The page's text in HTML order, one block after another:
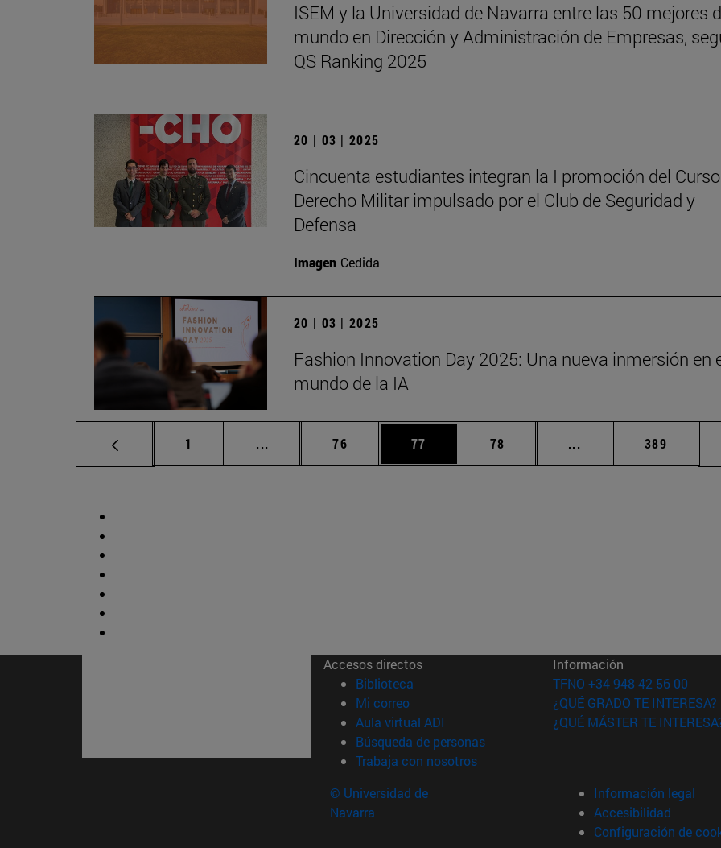
ISEM y la Universidad de Navarra entre las 50 mejores
mundo en Dirección y Administración de Empresas,
QS Ranking 2025
20 | 03 | 2025
Cincuenta estudiantes integran la I promoción del
Derecho Militar impulsado por el Club de Seguridad y
Defensa
Imagen Cedida
20 | 03 | 2025
Fashion Innovation Day 2025: Una nueva inmersión en
mundo de la IA
Página
1 ... Páginas intermedias Use TAB para desplazarse.
Página
76 Página
77 Página
78 ... Páginas intermedias
Página
389
Accesos directos
Biblioteca (abre en nueva ventana)
Mi correo(abre en nueva ventana)
Aula virtual ADI (abre en nueva ventana)
Búsqueda de personas(abre en nueva ventana)
Trabaja con nosotros(abre en nueva ventana)
Información
TFNO +34 948 42 56 00
¿QUÉ GRADO TE INTERESA?
¿QUÉ MÁSTER TE
© Universidad de
Navarra
Información legal
Accesibilidad
Configuración de